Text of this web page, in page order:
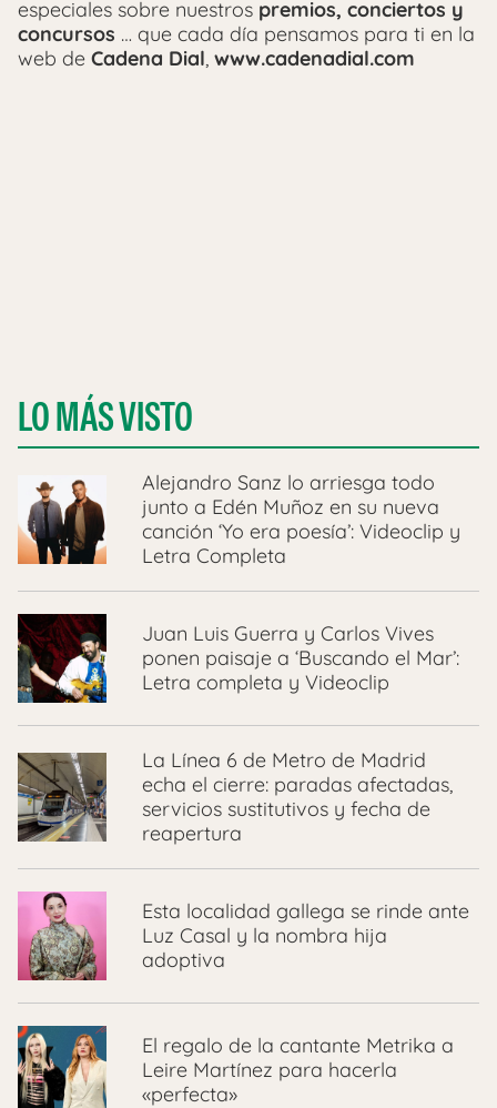
especiales sobre nuestros premios, conciertos y
concursos … que cada día pensamos para ti en la
web de Cadena Dial, www.cadenadial.com
LO MÁS VISTO
Alejandro Sanz lo arriesga todo
junto a Edén Muñoz en su nueva
canción ‘Yo era poesía’: Videoclip y
Letra Completa
Juan Luis Guerra y Carlos Vives
ponen paisaje a ‘Buscando el Mar’:
Letra completa y Videoclip
La Línea 6 de Metro de Madrid
echa el cierre: paradas afectadas,
servicios sustitutivos y fecha de
reapertura
Esta localidad gallega se rinde ante
Luz Casal y la nombra hija
adoptiva
El regalo de la cantante Metrika a
Leire Martínez para hacerla
«perfecta»